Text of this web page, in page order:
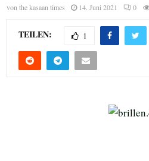
vonthe kasaan times 14. Juni 2021 0
TEILEN: 1